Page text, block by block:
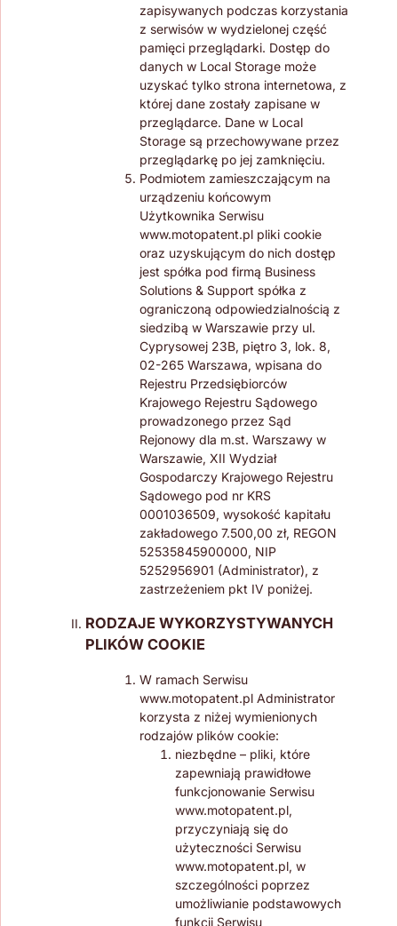
zapisywanych podczas korzystania
z serwisów w wydzielonej część
pamięci przeglądarki. Dostęp do
danych w Local Storage może
uzyskać tylko strona internetowa, z
której dane zostały zapisane w
przeglądarce. Dane w Local
Storage są przechowywane przez
przeglądarkę po jej zamknięciu.
Podmiotem zamieszczającym na
urządzeniu końcowym
Użytkownika Serwisu
www.motopatent.pl pliki cookie
oraz uzyskującym do nich dostęp
jest spółka pod firmą Business
Solutions & Support spółka z
ograniczoną odpowiedzialnością z
siedzibą w Warszawie przy ul.
Cyprysowej 23B, piętro 3, lok. 8,
02-265 Warszawa, wpisana do
Rejestru Przedsiębiorców
Krajowego Rejestru Sądowego
prowadzonego przez Sąd
Rejonowy dla m.st. Warszawy w
Warszawie, XII Wydział
Gospodarczy Krajowego Rejestru
Sądowego pod nr KRS
0001036509, wysokość kapitału
zakładowego 7.500,00 zł, REGON
52535845900000, NIP
5252956901 (Administrator), z
zastrzeżeniem pkt IV poniżej.
RODZAJE WYKORZYSTYWANYCH
PLIKÓW COOKIE
W ramach Serwisu
www.motopatent.pl Administrator
korzysta z niżej wymienionych
rodzajów plików cookie:
niezbędne – pliki, które
zapewniają prawidłowe
funkcjonowanie Serwisu
www.motopatent.pl,
przyczyniają się do
użyteczności Serwisu
www.motopatent.pl, w
szczególności poprzez
umożliwianie podstawowych
funkcji Serwisu